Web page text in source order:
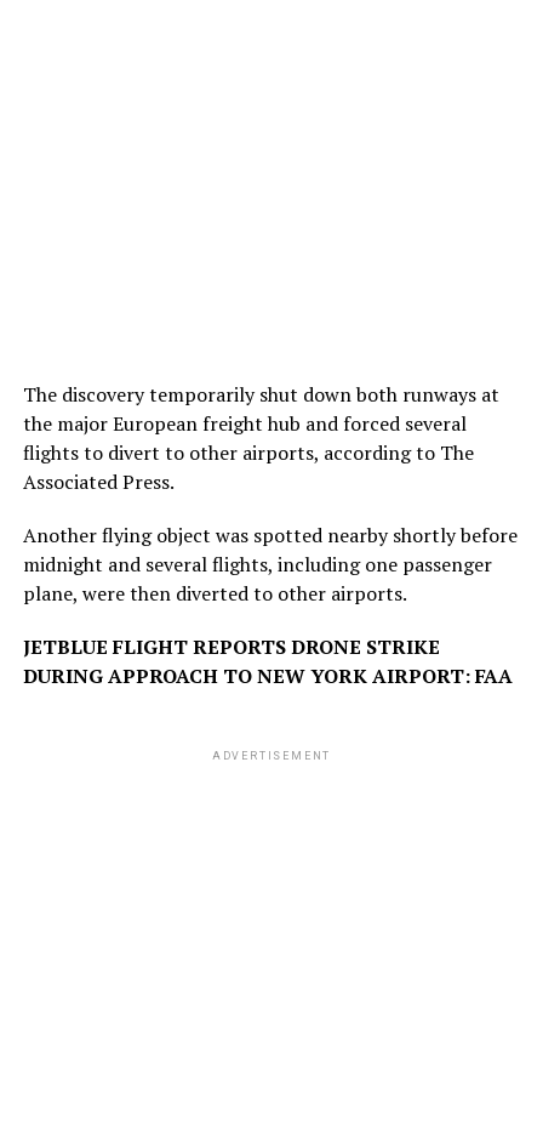
The discovery temporarily shut down both runways at
the major European freight hub and forced several
flights to divert to other airports, according to The
Associated Press.
Another flying object was spotted nearby shortly before
midnight and several flights, including one passenger
plane, were then diverted to other airports.
JETBLUE FLIGHT REPORTS DRONE STRIKE
DURING APPROACH TO NEW YORK AIRPORT: FAA
ADVERTISEMENT